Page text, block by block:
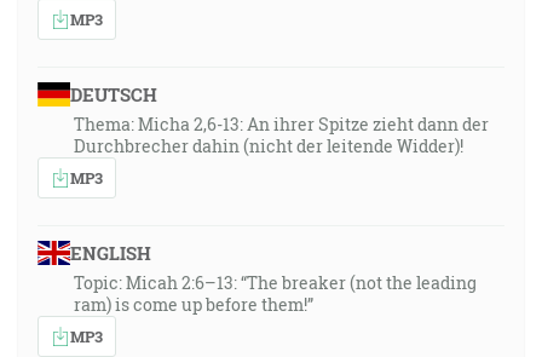
MP3
DEUTSCH
Thema: Micha 2,6-13: An ihrer Spitze zieht dann der
Durchbrecher dahin (nicht der leitende Widder)!
MP3
ENGLISH
Topic: Micah 2:6–13: “The breaker (not the leading
ram) is come up before them!”
MP3